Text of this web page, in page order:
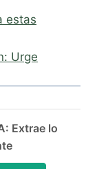
estas
Urge
Extrae lo